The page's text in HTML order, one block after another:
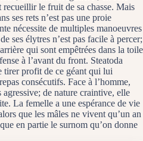
le fruit de sa chasse. Mais
ses rets n’est pas une proie
nécessite de multiples manoeuvres
ses élytres n’est pas facile à percer;
qui sont empêtrées dans la toile
à l’avant du front. Steatoda
tirer profit de ce géant qui lui
consécutifs. Face à l’homme,
agressive; de nature craintive, elle
La femelle a une espérance de vie
que les mâles ne vivent qu’un an
en partie le surnom qu’on donne